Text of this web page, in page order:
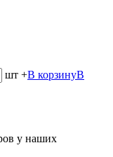
шт +В корзинуВ
у наших